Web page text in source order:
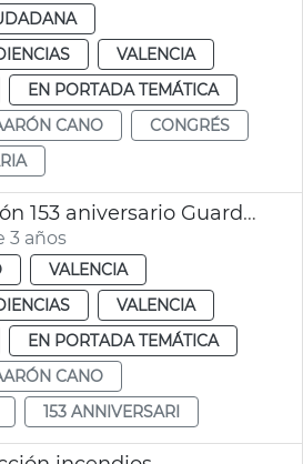
VALENCIA
EN PORTADA TEMÁTICA
CANO
CONGRÉS
Conmemoración 153 aniversario Guardia Municipal
3 años
VALENCIA
VALENCIA
EN PORTADA TEMÁTICA
CANO
153 ANNIVERSARI